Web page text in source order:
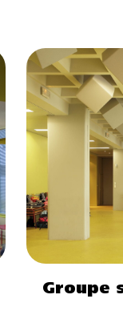
Groupe